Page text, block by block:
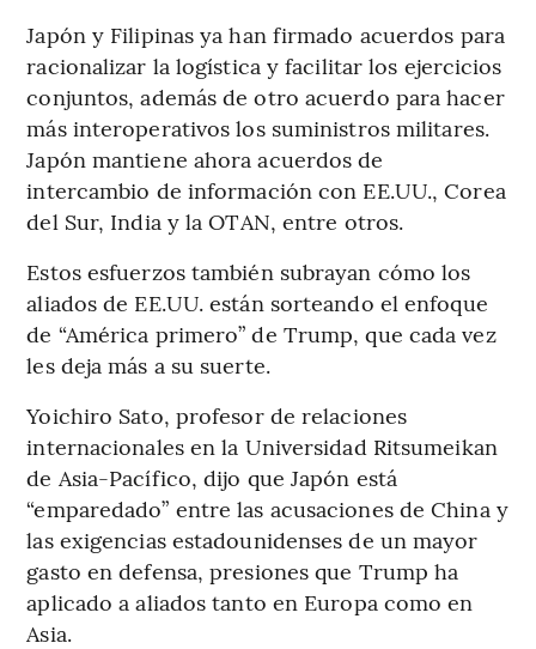
Japón y Filipinas ya han firmado acuerdos para
racionalizar la logística y facilitar los ejercicios
conjuntos, además de otro acuerdo para hacer
más interoperativos los suministros militares.
Japón mantiene ahora acuerdos de
intercambio de información con EE.UU., Corea
del Sur, India y la OTAN, entre otros.
Estos esfuerzos también subrayan cómo los
aliados de EE.UU. están sorteando el enfoque
de “América primero” de Trump, que cada vez
les deja más a su suerte.
Yoichiro Sato, profesor de relaciones
internacionales en la Universidad Ritsumeikan
de Asia-Pacífico, dijo que Japón está
“emparedado” entre las acusaciones de China y
las exigencias estadounidenses de un mayor
gasto en defensa, presiones que Trump ha
aplicado a aliados tanto en Europa como en
Asia.